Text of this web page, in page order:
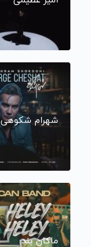
شهرام شکوهی
ماکان بند